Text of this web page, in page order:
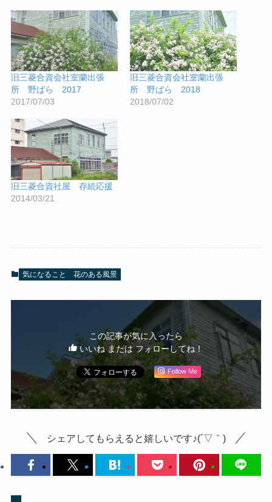
旧三菱合資会社室蘭出張
所 野ばら 2017
2017/07/03
旧三菱合資会社室蘭出張
所 野ばら 2018
2018/07/02
旧三菱合資社屋 存続応援
2014/03/21
気になること 花のある風景
この記事が気に入ったら
いいね または フォローしてね！
Follow Me
シェアしてもらえると嬉しいです♪(´▽｀)